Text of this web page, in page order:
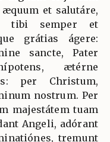
æquum et salutáre,
tibi semper et
grátias ágere:
sancte, Pater
ætérne
per Christum,
nostrum. Per
majestátem tuam
Angeli, adórant
tremunt